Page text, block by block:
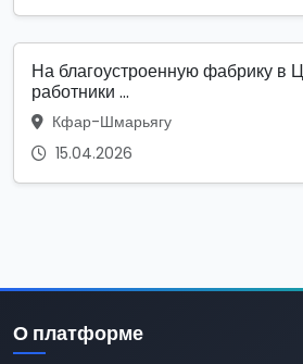
На благоустроенную фабрику в
работники ...
Кфар-Шмарьягу
15.04.2026
О платформе